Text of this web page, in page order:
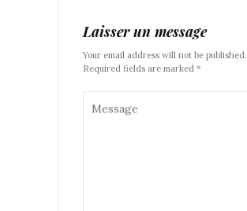
Laisser un message
Your email address will not be published.
Required fields are marked *